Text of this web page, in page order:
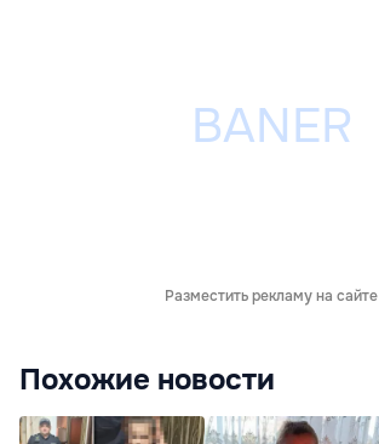
Разместить рекламу на сайте
Похожие новости